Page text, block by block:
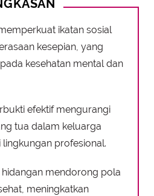
ikatan sosial
kesepian, yang
kesehatan mental dan
efektif mengurangi
tua dalam keluarga
profesional.
mendorong pola
meningkatkan